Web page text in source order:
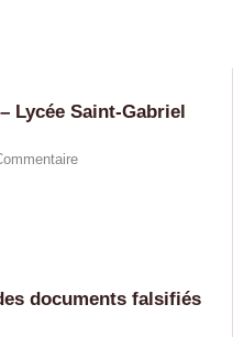
Lycée Saint-Gabriel
documents falsifiés